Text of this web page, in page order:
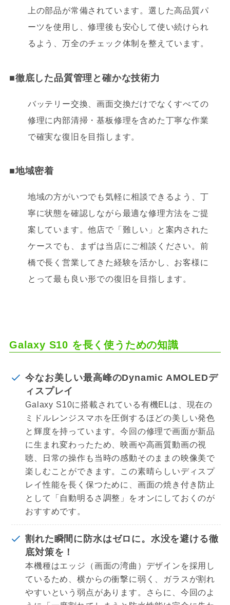
上の部品が常備されています。選した高品質パ
ーツを使用し、修理後も安心して使い続けられ
るよう、万全のチェック体制を整えています。
■徹底した品質管理と確かな技術力
バッテリー交換、画面交換だけでなくすべての
修理に内部清掃・基板修理を含めた丁寧な作業
で確実な復旧を目指します。
■地域密着
地域の方がいつでも気軽に相談できるよう、丁
寧に状態を確認しながら最適な修理方法をご提
案しています。他店で「難しい」と案内された
ケースでも、まずは当店にご相談ください。前
橋で長く営業してきた経験を活かし、お客様に
とって最も良い形での復旧を目指します。
Galaxy S10 を長く使うための知識
今なお美しい最高峰のDynamic AMOLEDデ
ィスプレイ
Galaxy S10に搭載されている有機ELは、現在の
ミドルレンジスマホを圧倒するほどの美しい発色
と輝度を持っています。今回の修理で画面が新品
に生まれ変わったため、映画や高画質動画の視
聴、日常の操作も当時の感動そのままの映像美で
楽しむことができます。この素晴らしいディスプ
レイ性能を長く保つために、画面の焼き付き防止
として「自動明るさ調整」をオンにしておくのが
おすすめです。
割れた瞬間に防水はゼロに。水没を避ける徹
底対策を！
本機種はエッジ（画面の湾曲）デザインを採用し
ているため、横からの衝撃に弱く、ガラスが割れ
やすいという弱点があります。さらに、今回のよ